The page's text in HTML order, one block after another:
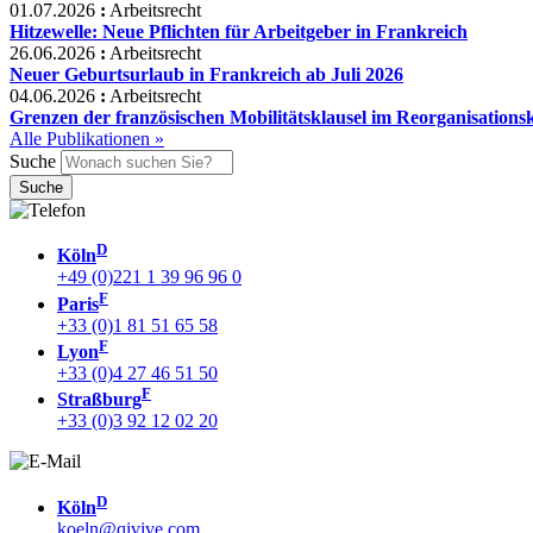
01.07.2026 : Arbeitsrecht
Hitzewelle: Neue Pflichten für Arbeitgeber in Frankreich
26.06.2026 : Arbeitsrecht
Neuer Geburtsurlaub in Frankreich ab Juli 2026
04.06.2026 : Arbeitsrecht
Grenzen der französischen Mobilitätsklausel im
Alle Publikationen »
Suche
KölnD
+49 (0)221 1 39 96 96 0
ParisF
+33 (0)1 81 51 65 58
LyonF
+33 (0)4 27 46 51 50
StraßburgF
+33 (0)3 92 12 02 20
KölnD
koeln@qivive.com